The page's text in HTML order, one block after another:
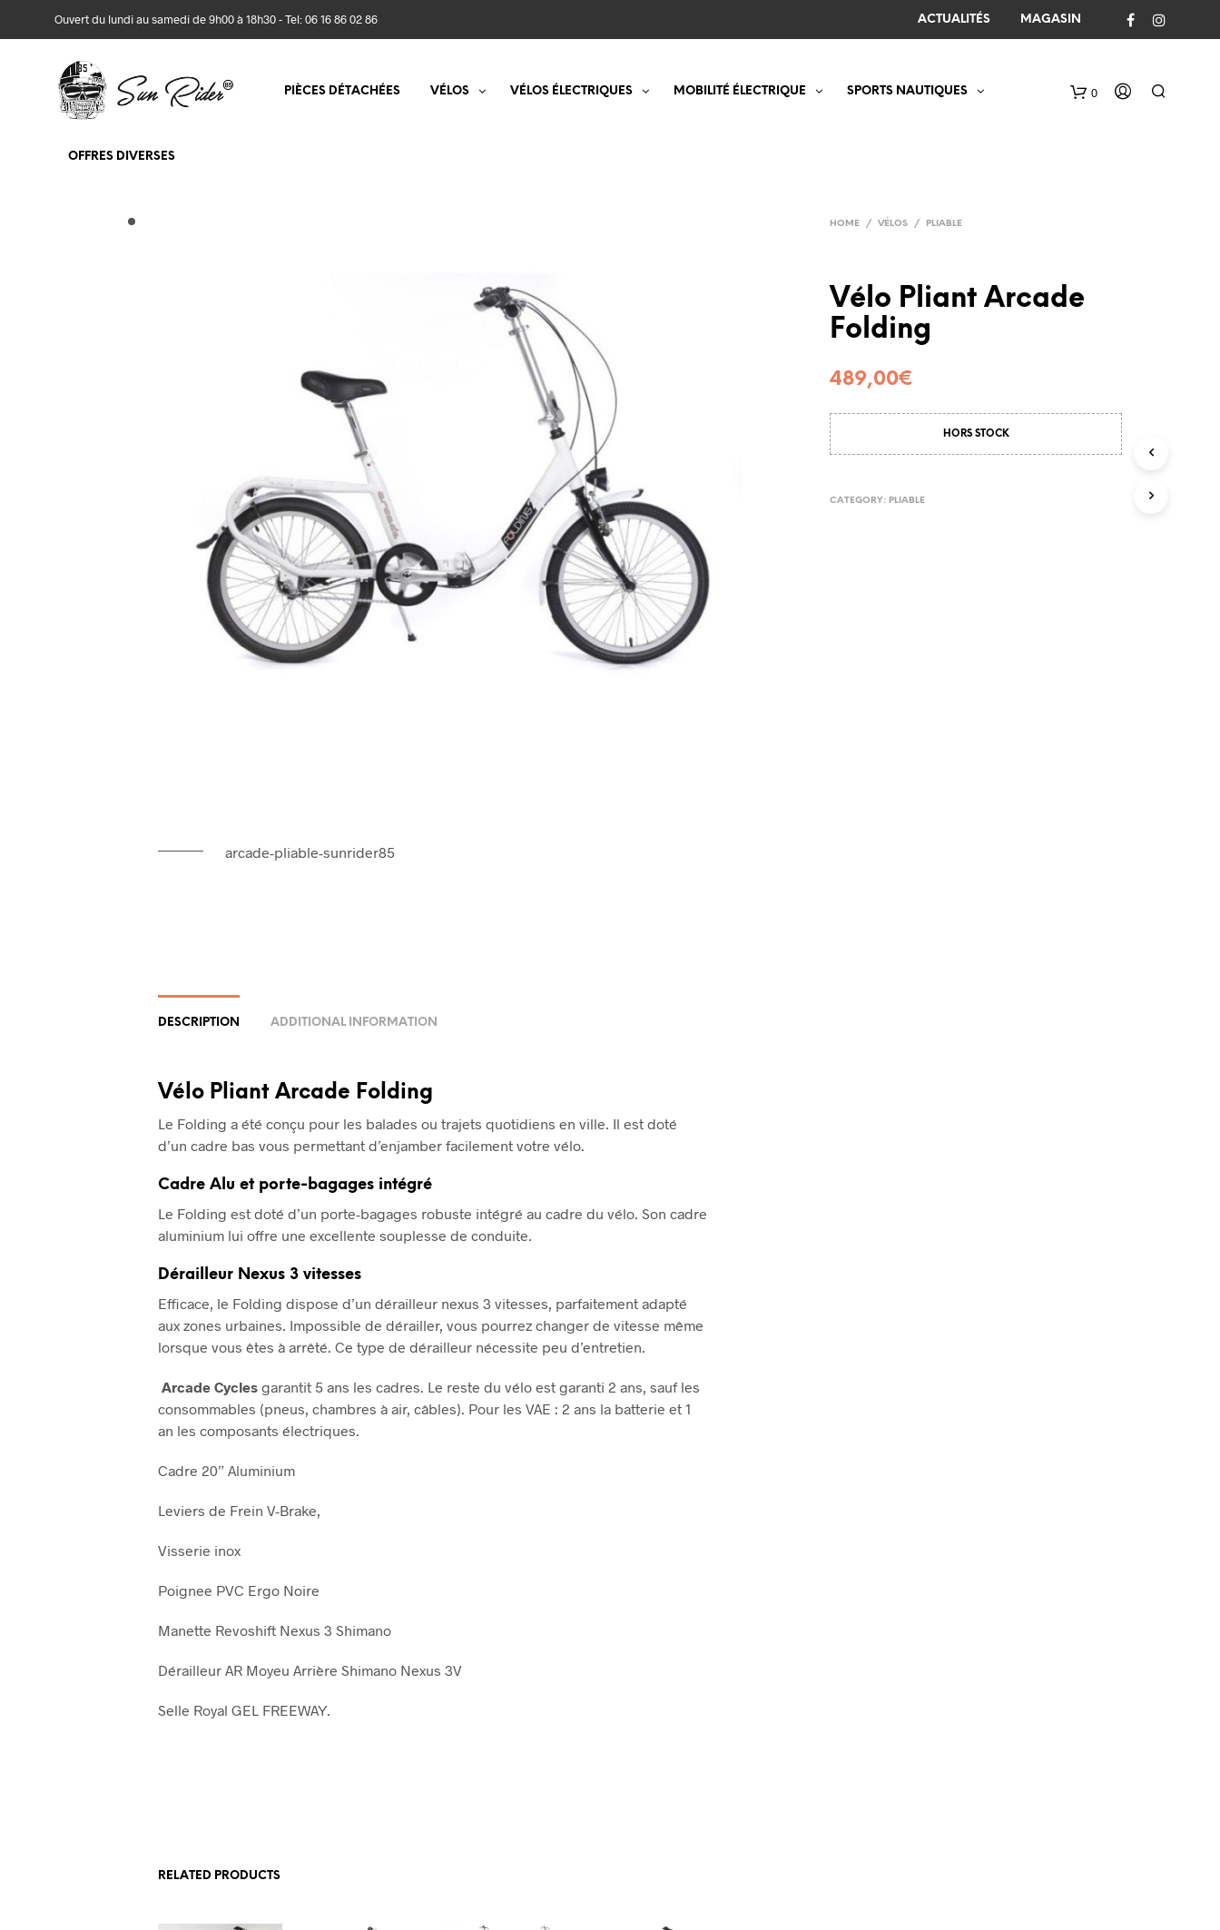
Ouvert du lundi au samedi de 9h00 à 18h30 - Tel: 06 16 86 02 86 ACTUALITÉS MAGASIN
0
PIÈCES DÉTACHÉES VÉLOS VÉLOS ÉLECTRIQUES MOBILITÉ ÉLECTRIQUE SPORTS NAUTIQUES
OFFRES DIVERSES
arcade-pliable-sunrider85
HOME / VÉLOS / PLIABLE
Vélo Pliant Arcade
Folding
489,00€
HORS STOCK
CATEGORY: PLIABLE
DESCRIPTION ADDITIONAL INFORMATION
Vélo Pliant Arcade Folding
Le Folding a été conçu pour les balades ou trajets quotidiens en ville. Il est doté
d’un cadre bas vous permettant d’enjamber facilement votre vélo.
Cadre Alu et porte-bagages intégré
Le Folding est doté d’un porte-bagages robuste intégré au cadre du vélo. Son cadre
aluminium lui offre une excellente souplesse de conduite.
Dérailleur Nexus 3 vitesses
Efficace, le Folding dispose d’un dérailleur nexus 3 vitesses, parfaitement adapté
aux zones urbaines. Impossible de dérailler, vous pourrez changer de vitesse même
lorsque vous êtes à arrêté. Ce type de dérailleur nécessite peu d’entretien.
Arcade Cycles garantit 5 ans les cadres. Le reste du vélo est garanti 2 ans, sauf les
consommables (pneus, chambres à air, câbles). Pour les VAE : 2 ans la batterie et 1
an les composants électriques.
Cadre 20” Aluminium
Leviers de Frein V-Brake,
Visserie inox
Poignee PVC Ergo Noire
Manette Revoshift Nexus 3 Shimano
Dérailleur AR Moyeu Arrière Shimano Nexus 3V
Selle Royal GEL FREEWAY.
RELATED PRODUCTS